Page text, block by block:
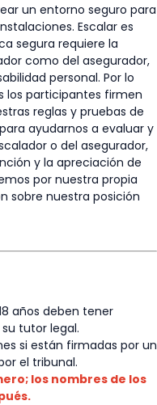
un entorno seguro para
Escalar es
segura requiere la
como del asegurador,
personal. Por lo
los participantes firmen
reglas y pruebas de
ayudarnos a evaluar y
o del asegurador,
y la apreciación de
por nuestra propia
sobre nuestra posición
años deben tener
tutor legal.
si están firmadas por un
el tribunal.
los nombres de los